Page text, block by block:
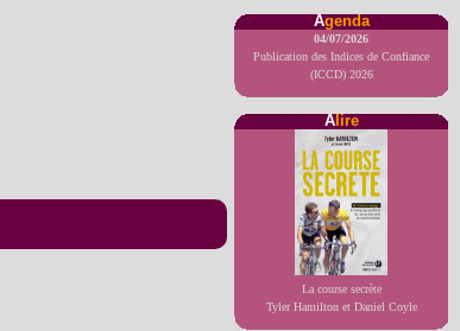
Agenda
04/07/2026
Publication des Indices de Confiance
(ICCD) 2026
Alire
La course secrète
Tyler Hamilton et Daniel Coyle